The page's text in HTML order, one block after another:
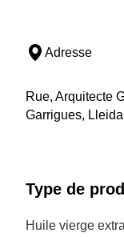
Adresse
Rue, Arquitecte
Garrigues, Lleida
Type de
Huile vierge extra